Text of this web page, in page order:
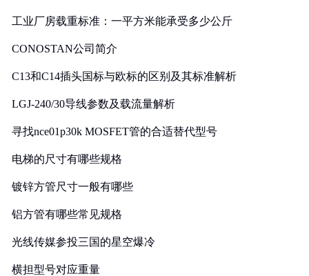
工业厂房载重标准：一平方米能承受多少公斤
CONOSTAN公司简介
C13和C14插头国标与欧标的区别及其标准解析
LGJ-240/30导线参数及载流量解析
寻找nce01p30k MOSFET管的合适替代型号
电梯的尺寸有哪些规格
镀锌方管尺寸一般有哪些
铝方管有哪些常见规格
光线传媒参投三国的星空爆冷
横担型号对应重量